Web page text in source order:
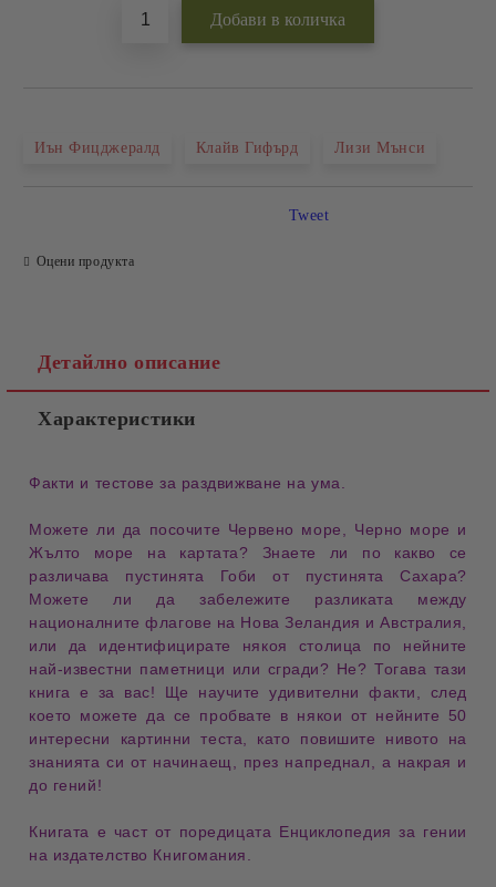
Иън Фицджералд Клайв Гифърд Лизи Мънси
Оцени продукта
Tweet
Детайлно описание
Характеристики
Факти и тестове за раздвижване на ума
Можете ли да посочите Червено море Черно море и
Жълто море
на картата? Знаете ли по какво се
различава пустинята Гоби от пустинята Сахара?
Можете ли да забележите разликата между
националнитефлагове на Нова Зеландия и Австралия
или да идентифицирате някоя столица
по нейните
най-известни паметници или сгради? Не? Тогава тази
книга
е за вас! Ще научитеудивителни факти
, след
което можете да се пробвате в някои от нейните 50
интересни картинни теста , като повишите нивото на
знанията си от начинаещ , през напреднал , а накрая и
до гений!
Книгата е част от поредицата Енциклопедия за гении
на издателство Книгомания